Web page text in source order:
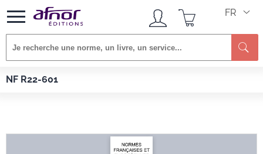
FR
NF R22-601
Afnor EDITIONS